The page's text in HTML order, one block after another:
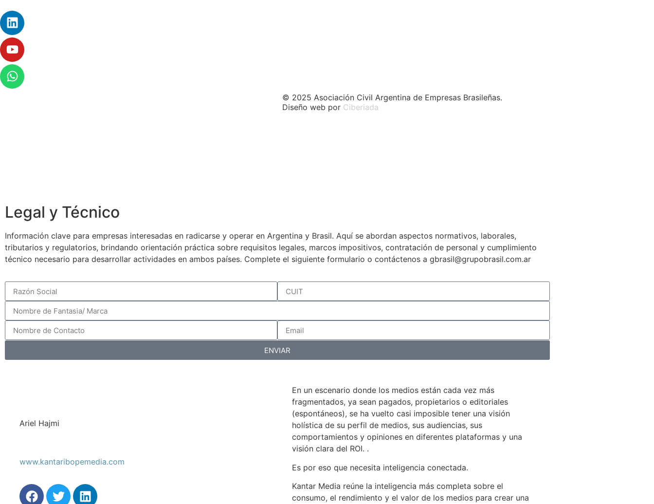
© 2025 Asociación Civil Argentina de Empresas Brasileñas.
Diseño web por Ciberiada
Legal y Técnico
Información clave para empresas interesadas en radicarse y operar en Argentina y Brasil. Aquí se abordan aspectos normativos, laborales,
tributarios y regulatorios, brindando orientación práctica sobre requisitos legales, marcos impositivos, contratación de personal y cumplimiento
técnico necesario para desarrollar actividades en ambos países. Complete el siguiente formulario o contáctenos a gbrasil@grupobrasil.com.ar
ENVIAR
Ariel Hajmi
www.kantaribopemedia.com
En un escenario donde los medios están cada vez más
fragmentados, ya sean pagados, propietarios o editoriales
(espontáneos), se ha vuelto casi imposible tener una visión
holística de su perfil de medios, sus audiencias, sus
comportamientos y opiniones en diferentes plataformas y una
visión clara del ROI. .
Es por eso que necesita inteligencia conectada.
Kantar Media reúne la inteligencia más completa sobre el
consumo, el rendimiento y el valor de los medios para crear una